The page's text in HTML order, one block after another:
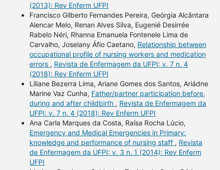
(2013): Rev Enferm UFPI
Francisco Gilberto Fernandes Pereira, Geórgia Alcântara
Alencar Melo, Renan Alves Silva, Eugenié Desirrée
Rabelo Néri, Rhanna Emanuela Fontenele Lima de
Carvalho, Joselany Áfio Caetano, Relationship between
occupational profile of nursing workers and medication
errors , Revista de Enfermagem da UFPI: v. 7 n. 4
(2018): Rev Enferm UFPI
Liliane Bezerra Lima, Ariane Gomes dos Santos, Ariádne
Marine Vaz Cunha, Father/partner participation before,
during and after childbirth , Revista de Enfermagem da
UFPI: v. 7 n. 4 (2018): Rev Enferm UFPI
Ana Carla Marques da Costa, Raísa Rocha Lúcio,
Emergency and Medical Emergencies in Primary:
knowledge and performance of nursing staff , Revista
de Enfermagem da UFPI: v. 3 n. 1 (2014): Rev Enferm
UFPI